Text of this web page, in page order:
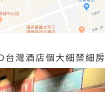
台灣酒店個大細禁細房